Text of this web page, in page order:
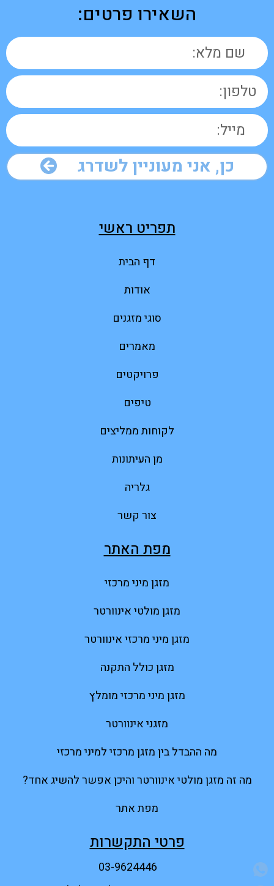
השאירו פרטים:
כן, אני מעוניין לשדרג
תפריט ראשי
דף הבית
אודות
סוגי מזגנים
מאמרים
פרויקטים
טיפים
לקוחות ממליצים
מן העיתונות
גלריה
צור קשר
מפת האתר
מזגן מיני מרכזי
מזגן מולטי אינוורטר
מזגן מיני מרכזי אינוורטר
מזגן כולל התקנה
מזגן מיני מרכזי מומלץ
מזגני אינוורטר
מה ההבדל בין מזגן מרכזי למיני מרכזי
מה זה מזגן מולטי אינוורטר והיכן אפשר להשיג אחד?
מפת אתר
פרטי התקשרות
03-9624446